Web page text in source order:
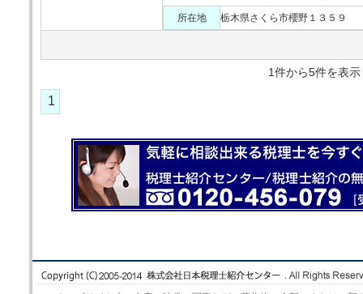
所在地 栃木県さくら市櫻野１３５９
1件から5件を
1